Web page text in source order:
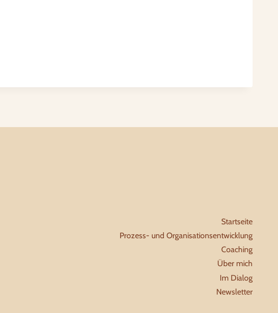
Startseite
Prozess- und Organisationsentwicklung
Coaching
Über mich
Im Dialog
Newsletter